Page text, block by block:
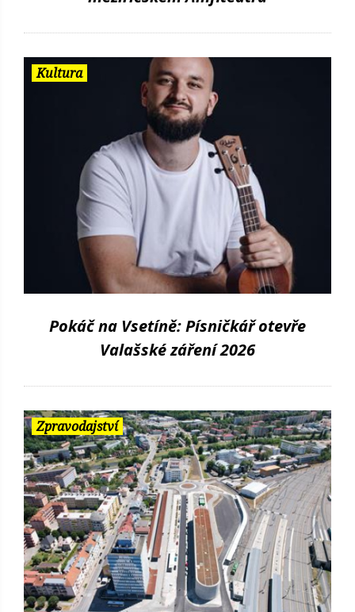
Kultura
Pokáč na Vsetíně: Písničkář otevře
Valašské záření 2026
Zpravodajství